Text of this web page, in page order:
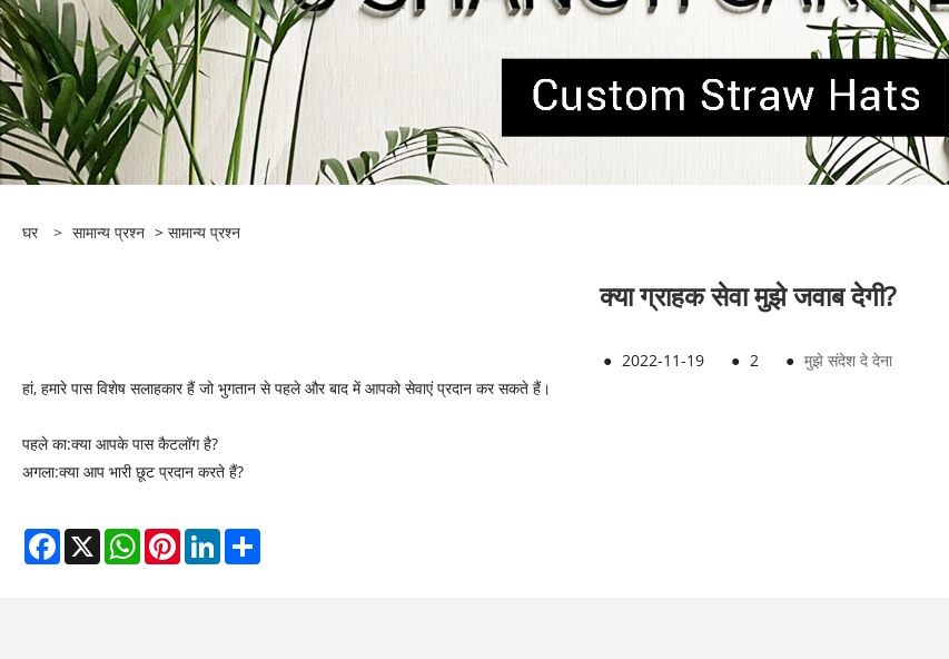
घर > सामान्य प्रश्न > सामान्य प्रश्न
क्या ग्राहक सेवा मुझे जवाब देगी?
● 2022-11-19 ● 2 ● मुझे संदेश दे देना
हां, हमारे पास विशेष सलाहकार हैं जो भुगतान से पहले और बाद में आपको सेवाएं प्रदान कर सकते हैं।
पहले का:क्या आपके पास कैटलॉग है?
अगला:क्या आप भारी छूट प्रदान करते हैं?
Facebook
X WhatsAppPinterestLinkedIn